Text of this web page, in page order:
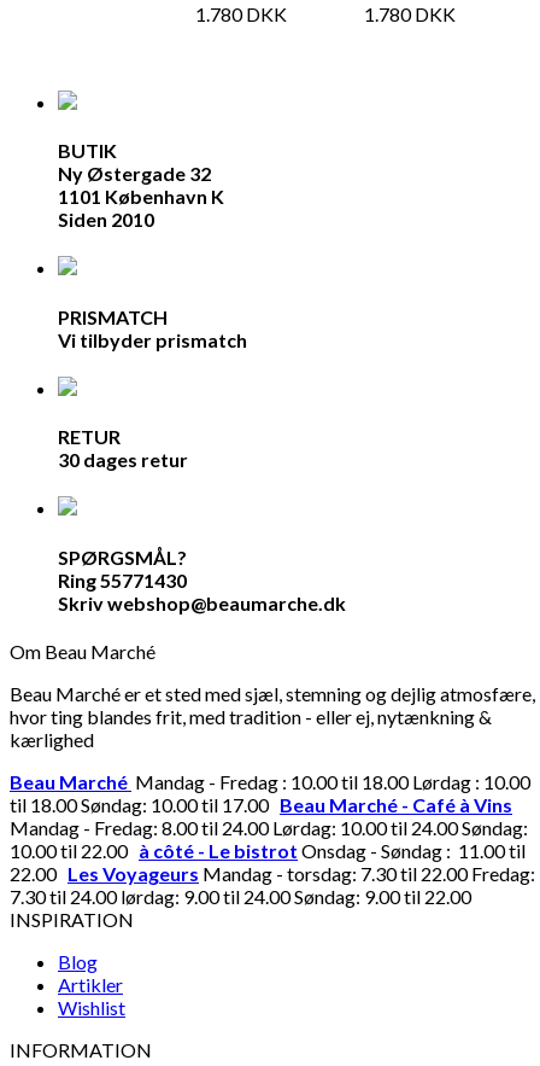
1.780DKK 1.780DKK
BUTIK
Ny Østergade 32
1101 København K
Siden 2010
PRISMATCH
Vi tilbyder prismatch
RETUR
30 dages retur
SPØRGSMÅL?
Ring 55771430
Skriv webshop@beaumarche.dk
Om Beau Marché
Beau Marché er et sted med sjæl, stemning og dejlig atmosfære,
hvor ting blandes frit, med tradition - eller ej, nytænkning &
kærlighed
Beau Marché Mandag - Fredag : 10.00 til 18.00 Lørdag : 10.00
til 18.00 Søndag: 10.00 til 17.00 Beau Marché - Café à Vins
Mandag - Fredag: 8.00 til 24.00 Lørdag: 10.00 til 24.00 Søndag:
10.00 til 22.00 à côté - Le bistrot Onsdag - Søndag : 11.00 til
22.00 Les Voyageurs Mandag - torsdag: 7.30 til 22.00 Fredag:
7.30 til 24.00 lørdag: 9.00 til 24.00 Søndag: 9.00 til 22.00
INSPIRATION
Blog
Artikler
Wishlist
INFORMATION